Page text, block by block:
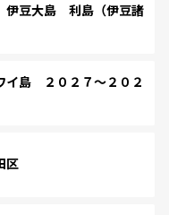
豆大島 利島（伊豆諸
島 ２０２７～２０２
区